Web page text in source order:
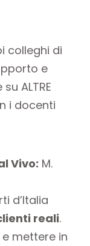
colleghi di
e
ALTRE
i docenti
Vivo: M.
d’Italia
reali.
mettere in